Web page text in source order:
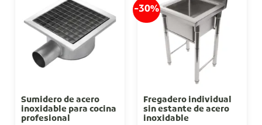
Sumidero de acero
inoxidable para cocina
profesional
-30%
Fregadero individual
sin estante de acero
inoxidable